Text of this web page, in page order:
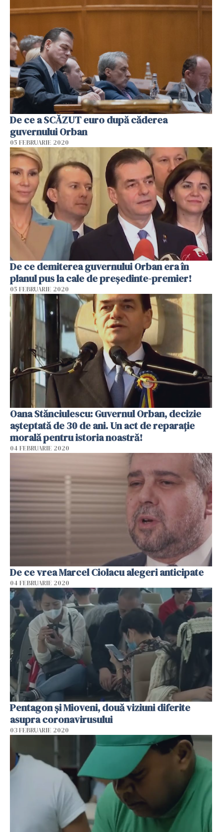
De ce a SCĂZUT euro după căderea
guvernului Orban
05 FEBRUARIE 2020
De ce demiterea guvernului Orban era în
planul pus la cale de președinte-premier!
05 FEBRUARIE 2020
Oana Stănciulescu: Guvernul Orban, decizie
așteptată de 30 de ani. Un act de reparație
morală pentru istoria noastră!
04 FEBRUARIE 2020
De ce vrea Marcel Ciolacu alegeri anticipate
04 FEBRUARIE 2020
Pentagon și Mioveni, două viziuni diferite
asupra coronavirusului
03 FEBRUARIE 2020